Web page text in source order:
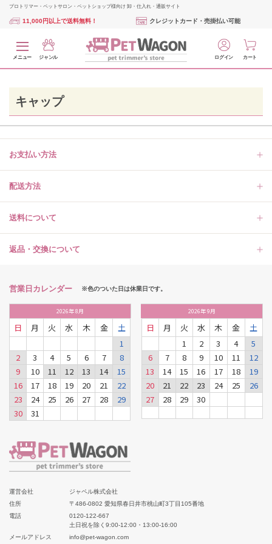
プロトリマー・ペットサロン・ペットショップ様向け 卸・仕入れ・通販サイト
11,000円以上で送料無料！ クレジットカード・売掛払い可能
メニュー ジャンル ログイン カート
キャップ
お支払い方法
配送方法
送料について
返品・交換について
営業日カレンダー ※色のついた日は休業日です。
2026年8月
日 月 火 水 木 金
土
1
2
3 4 5 6 7
8
9
10 11 12 13 14
15
16
17 18 19 20 21
22
23
24 25 26 27 28
29
30
31
2026年9月
日 月 火 水 木 金
土
1
2 3 4
5
6
7 8 9 10 11
12
13
14 15 16 17 18
19
20
21 22 23 24 25
26
27
28 29 30
運営会社
ジャペル株式会社
住所
〒486-0802 愛知県春日井市桃山町3丁目105番地
電話
0120-122-667
土日祝を除く9:00-12:00・13:00-16:00
メールアドレス
info@pet-wagon.com